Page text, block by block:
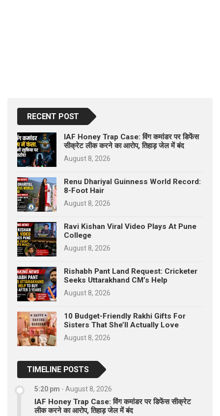
RECENT POST
IAF Honey Trap Case: विंग कमांडर पर डिफेंस
सीक्रेट लीक करने का आरोप, तिहाड़ जेल में बंद
August 8, 2026
Renu Dhariyal Guinness World Record:
8-Foot Hair
August 8, 2026
Ravi Kishan Viral Video Plays At Pune
College
August 8, 2026
Rishabh Pant Land Request: Cricketer
Seeks Uttarakhand CM’s Help
August 8, 2026
10 Budget-Friendly Rakhi Gifts For
Sisters That She’ll Actually Love
August 8, 2026
TIMELINE POSTS
5:20 pm - August 8, 2026
IAF Honey Trap Case: विंग कमांडर पर डिफेंस सीक्रेट
लीक करने का आरोप, तिहाड़ जेल में बंद